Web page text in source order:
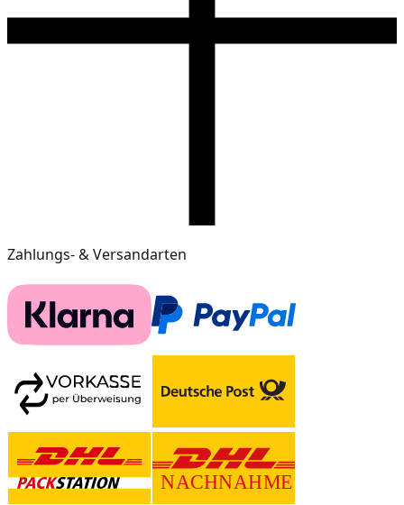
Zahlungs- & Versandarten